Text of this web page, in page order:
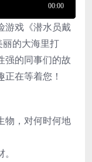
游戏《潜水员戴
丽的大海里打
强的同事们的故
在等着您！
物，对何时何地